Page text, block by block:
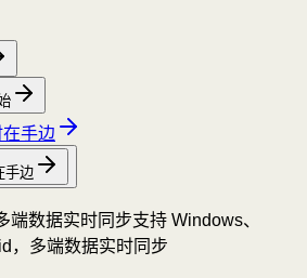
手边
手边
端数据实时同步支持 Windows、
，多端数据实时同步